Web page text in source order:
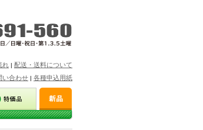
れ | 配送・送料について
い合わせ | 各種申込用紙